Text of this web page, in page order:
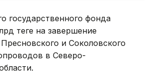
государственного фонда
теңге на завершение
и Соколовского
в Северо-